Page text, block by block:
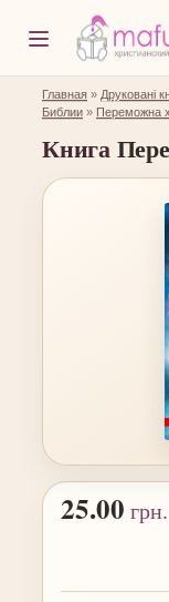
Главная » Друковані
Библии » Переможна
Книга
25.00 грн.